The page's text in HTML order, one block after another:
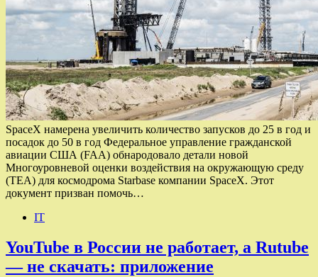
SpaceX намерена увеличить количество запусков до 25 в год и
посадок до 50 в год Федеральное управление гражданской
авиации США (FAA) обнародовало детали новой
Многоуровневой оценки воздействия на окружающую среду
(TEA) для космодрома Starbase компании SpaceX. Этот
документ призван помочь…
IT
YouTube в России не работает, а Rutube
— не скачать: приложение